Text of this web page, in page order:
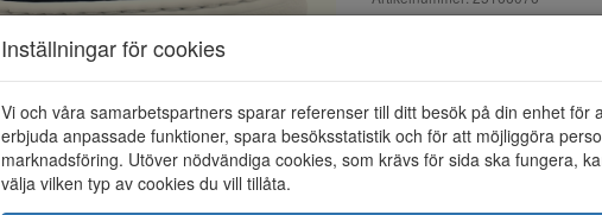
Material: Skinn
skorna . Innerfodret är i textil
Inställningar för cookies
Vi och våra samarbetspartners sparar referenser till ditt besök på din enhet för
erbjuda anpassade funktioner, spara besöksstatistik och för att möjliggöra
marknadsföring. Utöver nödvändiga cookies, som krävs för sida ska fungera,
välja vilken typ av cookies du vill tillåta.